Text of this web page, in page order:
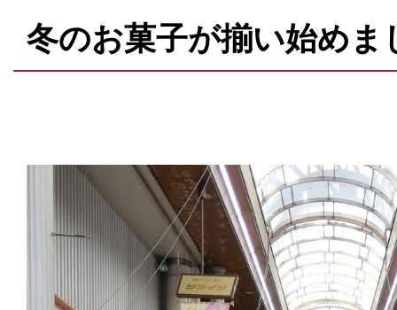
冬のお菓子が揃い始めま